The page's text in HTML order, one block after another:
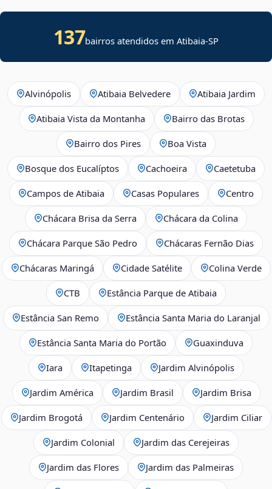
137bairros atendidos em Atibaia-SP
Alvinópolis Atibaia Belvedere Atibaia Jardim
Atibaia Vista da Montanha Bairro das Brotas
Bairro dos Pires Boa Vista
Bosque dos Eucalíptos Cachoeira Caetetuba
Campos de Atibaia Casas Populares Centro
Chácara Brisa da Serra Chácara da Colina
Chácara Parque São Pedro Chácaras Fernão Dias
Chácaras Maringá Cidade Satélite Colina Verde
CTB Estância Parque de Atibaia
Estância San Remo Estância Santa Maria do Laranjal
Estância Santa Maria do Portão Guaxinduva
Iara Itapetinga Jardim Alvinópolis
Jardim América Jardim Brasil Jardim Brisa
Jardim Brogotá Jardim Centenário Jardim Ciliar
Jardim Colonial Jardim das Cerejeiras
Jardim das Flores Jardim das Palmeiras